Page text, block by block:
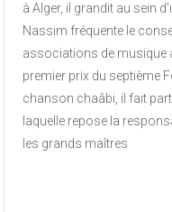
à Alger, il grandit au sein
Nassim fréquente le
associations de musique
premier prix du septième
chanson chaâbi, il fait
laquelle repose la
les grands maîtres